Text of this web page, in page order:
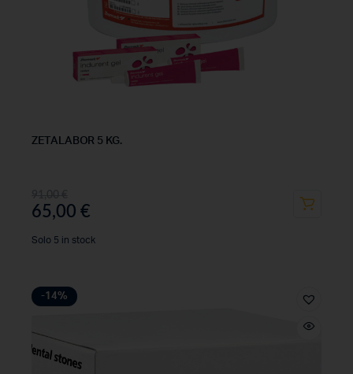
ZETALABOR 5 KG.
65,00 €
Solo 5 in stock
-14%